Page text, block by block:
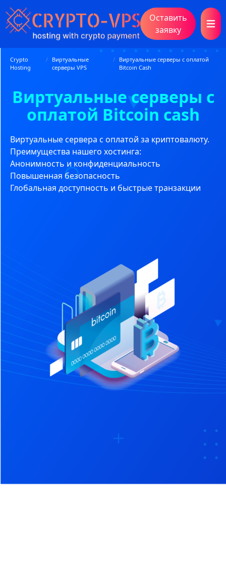
Оставить
заявку
Crypto
Hosting
/
Виртуальные
серверы VPS
/ Виртуальные серверы с оплатой
Bitcoin Cash
Виртуальные серверы с
оплатой Bitcoin cash
Виртуальные сервера с оплатой за криптовалюту.
Преимущества нашего хостинга:
Анонимность и конфиденциальность
Повышенная безопасность
Глобальная доступность и быстрые транзакции